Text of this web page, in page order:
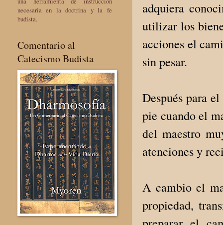
adquiera
utilizar los
acciones el
sin pesar.
Después para
pie cuando el
del maestro
atenciones y
A cambio el
propiedad,
necesaria en la doctrina y la fe
budista.
Comentario al
Catecismo Budista